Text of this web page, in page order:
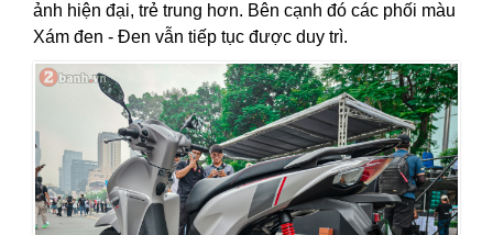
ảnh hiện đại, trẻ trung hơn. Bên cạnh đó các phối màu
Xám đen - Đen vẫn tiếp tục được duy trì.